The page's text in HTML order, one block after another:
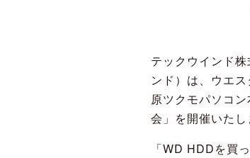
テックウインド
ンド）は、ウエ
原ツクモパソコ
会」を開催いたし
「WD HDDを買